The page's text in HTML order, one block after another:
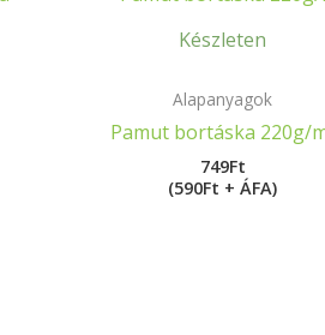
Készleten
Alapanyagok
Pamut bortáska 220g/
749Ft
(590Ft + ÁFA)